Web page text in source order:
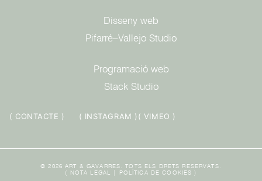
Disseny web
Pifarré–Vallejo Studio
Programació web
Stack Studio
( CONTACTE ) ( INSTAGRAM ) ( VIMEO )
© 2026 ART & GAVARRES. TOTS ELS DRETS RESERVATS.
(
NOTA LEGAL POLÍTICA DE COOKIES )